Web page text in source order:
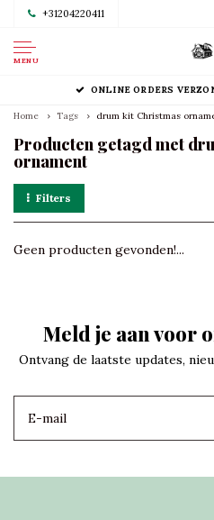
+31204220411
MENU
ONLINE ORDERS
Home Tags drum kit Christmas
Producten getagd met
ornament
Filters
Geen producten gevonden!...
Meld je aan voor
Ontvang de laatste updates,